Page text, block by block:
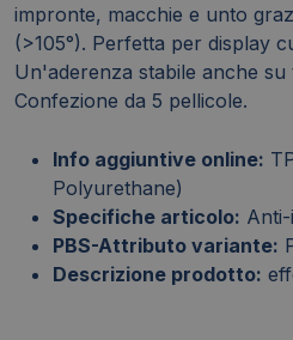
impronte, macchie e unto
(>105°). Perfetta per display
Un'aderenza stabile anche su
Confezione da 5 pellicole.
Info aggiuntive online:
Polyurethane)
Specifiche articolo:
PBS-Attributo variante:
Descrizione prodotto: